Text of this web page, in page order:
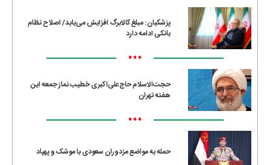
پزشکیان: مبلغ کالابرگ افزایش می‌یابد/ اصلاح نظام
بانکی ادامه دارد
•••
حجت‌الاسلام حاج‌علی‌اکبری خطیب نماز جمعه این
هفته تهران
•••
حمله به مواضع مزدوران سعودی با موشک و پهپاد